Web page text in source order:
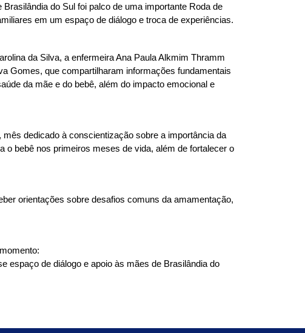
do Sul foi palco de uma importante Roda de
em um espaço de diálogo e troca de experiências.
da Silva, a enfermeira Ana Paula Alkmim Thramm
Gomes, que compartilharam informações fundamentais
da mãe e do bebê, além do impacto emocional e
dedicado à conscientização sobre a importância da
o bebê nos primeiros meses de vida, além de fortalecer o
orientações sobre desafios comuns da amamentação,
espaço de diálogo e apoio às mães de Brasilândia do